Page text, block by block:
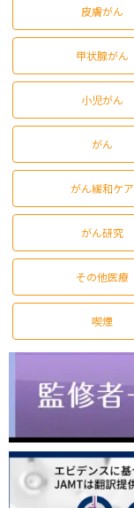
皮膚がん
甲状腺がん
小児がん
がん
がん緩和ケア
がん研究
その他医療
喫煙